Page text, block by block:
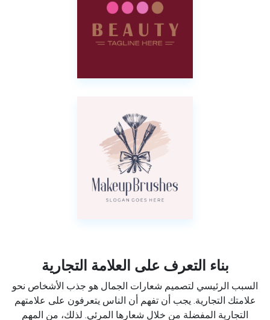
بناء التعرف على العلامة التجارية
السبب الرئيسي لتصميم شعارات الجمال هو جذب الأشخاص نحو
علامتك التجارية. يجب أن تفهم أن الناس يتعرفون على علامتهم
التجارية المفضلة من خلال شعارها المرئي. لذلك، من المهم